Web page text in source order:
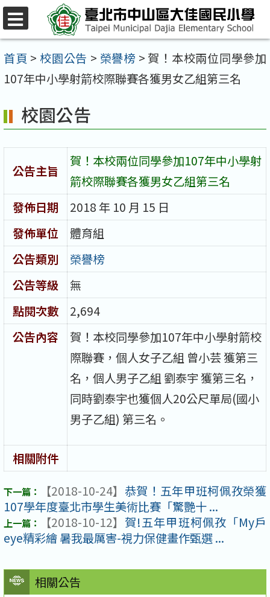
跳
至
主
要
容
區
首頁 > 校園公告 > 榮譽榜 > 賀！本校兩位同學參加
107年中小學射箭校際聯賽各獲男女乙組第三名
相關公告
校園公告
公告主旨
賀！本校兩位同學參加107年中小學射
箭校際聯賽各獲男女乙組第三名
發佈日期
2018 年 10 月 15 日
發佈單位
體育組
公告類別
榮譽榜
公告等級
無
點閱次數
2,694
公告內容
賀！本校同學參加107年中小學射箭校
際聯賽，個人女子乙組 曾小芸 獲第三
名，個人男子乙組 劉泰宇 獲第三名，
同時劉泰宇也獲個人20公尺單局(國小
男子乙組) 第三名。
相關附件
【2018-10-24】 恭賀！五年甲班柯佩孜榮獲
107學年度臺北市學生美術比賽「驚艷十 ...
【2018-10-12】 賀!五年甲班柯佩孜「My戶
eye精彩繪 暑我最厲害-視力保健畫作甄選 ...
選
單